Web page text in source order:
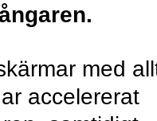
med
accelererat